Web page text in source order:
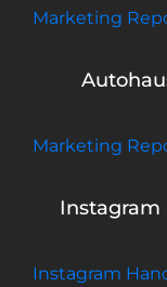
Marketing
Marketing
Instagram
Instagram